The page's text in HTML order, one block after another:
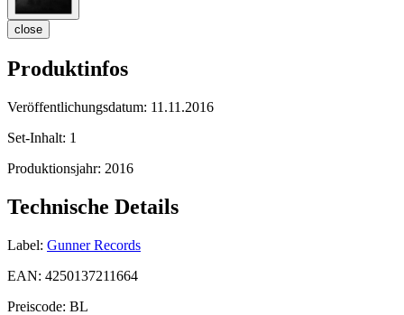
close
Produktinfos
Veröffentlichungsdatum: 11.11.2016
Set-Inhalt: 1
Produktionsjahr: 2016
Technische Details
Label: Gunner Records
EAN: 4250137211664
Preiscode: BL